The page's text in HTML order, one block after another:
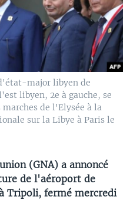
major libyen de
libyen, 2e à gauche, se
de l'Elysée à la
sur la Libye à Paris le
(GNA) a annoncé
de l'aéroport de
Tripoli, fermé mercredi